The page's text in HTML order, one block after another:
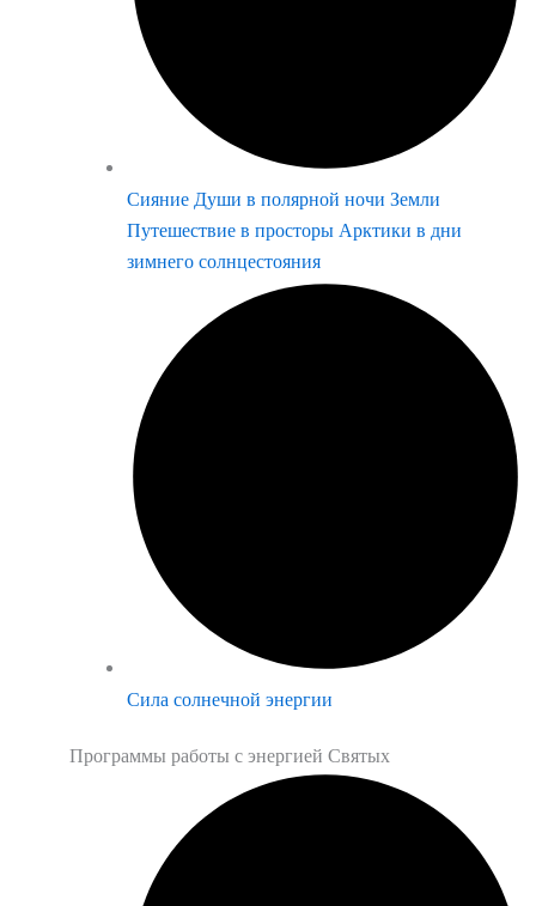
Сияние Души в полярной ночи Земли
Путешествие в просторы Арктики в дни
зимнего солнцестояния
Сила солнечной энергии
Программы работы с энергией Святых